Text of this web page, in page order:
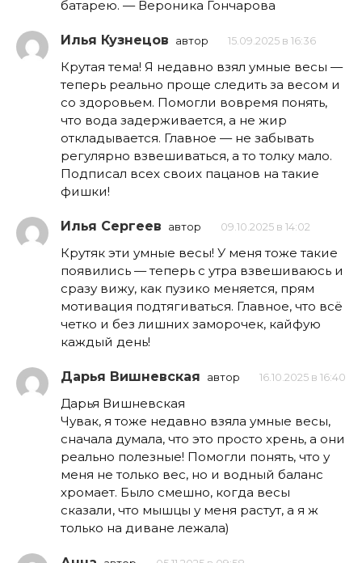
батарею. — Вероника Гончарова
Илья Кузнецов автор 15.09.2025 в 16:36
Крутая тема! Я недавно взял умные весы —
теперь реально проще следить за весом и
со здоровьем. Помогли вовремя понять,
что вода задерживается, а не жир
откладывается. Главное — не забывать
регулярно взвешиваться, а то толку мало.
Подписал всех своих пацанов на такие
фишки!
Илья Сергеев автор 09.10.2025 в 14:02
Крутяк эти умные весы! У меня тоже такие
появились — теперь с утра взвешиваюсь и
сразу вижу, как пузико меняется, прям
мотивация подтягиваться. Главное, что всё
четко и без лишних заморочек, кайфую
каждый день!
Дарья Вишневская автор 16.10.2025 в 16:40
Дарья Вишневская
Чувак, я тоже недавно взяла умные весы,
сначала думала, что это просто хрень, а они
реально полезные! Помогли понять, что у
меня не только вес, но и водный баланс
хромает. Было смешно, когда весы
сказали, что мышцы у меня растут, а я ж
только на диване лежала)